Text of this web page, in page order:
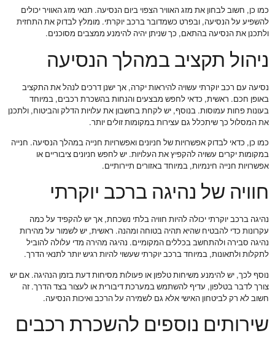
כמו כן, חשוב לבחון את מזג האוויר הצפוי ביום הנסיעה. תנאי מזג האוויר יכולים
להשפיע על הנסיעה, ובפרט כשמדובר ברכב יוקרתי. מומלץ לבדוק את התחזית
ולתכנן את הנסיעה בהתאם, כך שניתן יהיה להימנע ממצבים מסוכנים.
ניהול תקציב במהלך הנסיעה
נסיעה עם רכב יוקרתי עשויה להיראות יקרה, אך ישנן דרכים לנהל את התקציב
באופן חכם. ראשית, כדאי לחפש מבצעים והנחות בהשכרת רכבים, במיוחד
בעונות פחות עמוסות. בנוסף, יש לקחת בחשבון את עלויות הדלק והביטוח, ולתכנן
את המסלול כך שיתכלל גם עצירות במקומות זולים יותר.
כמו כן, כדאי לבדוק אפשרויות של חניונים ואפשרויות חנייה במהלך הנסיעה. חנייה
במקומות יקרים עשויה להקפיץ את העלויות. יש לחפש חניונים ציבוריים או
אפשרויות חנייה חינמיות, במיוחד באזורים תיירותיים.
חוויה של נהיגה ברכב יוקרתי
נהיגה ברכב יוקרתי יכולה להיות חוויה בלתי נשכחת, אך יש להקפיד על כמה
עקרונות כדי להבטיח שהיא תהיה בטוחה ומהנה. ראשית, יש לשמור על מהירות
נהיגה סבירה ולהתחשב בכללים המקומיים. נהיגה מהירה מדי עלולה להוביל
לתקלות ולתאונות, במיוחד ברכב יוקרתי שעשוי להיות רגיש יותר לתנאי הדרך.
נוסף לכך, יש להימנע משיחות טלפון או פעולות מסיחות דעת בזמן הנהיגה. אם יש
צורך לדבר בטלפון, עדיף להשתמש במערכת דיבורית או לעצור בצד הדרך. זה
חשוב לא רק לביטחון האישי אלא גם לשמירה על הרכב ואיכות הנסיעה.
שירותים נוספים להשכרת רכבים